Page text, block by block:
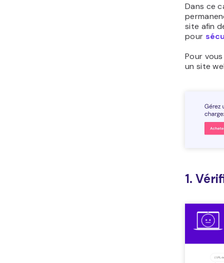
Dans ce
site afin
pour
Pour
un site
1.